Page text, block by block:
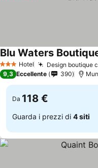
3 StelleHotel Design boutique
Blu Waters
9,3 Eccellente 390
Da 118 €
Guarda i prezzi di 4 siti